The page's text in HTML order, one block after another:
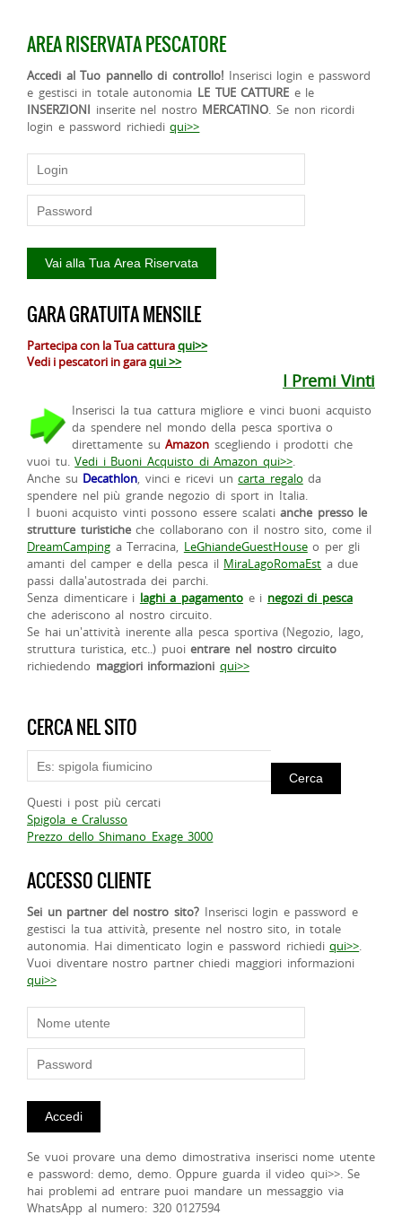
AREA RISERVATA PESCATORE
Accedi al Tuo pannello di controllo! Inserisci login e password
e gestisci in totale autonomia LE TUE CATTURE e le
INSERZIONI inserite nel nostro MERCATINO. Se non ricordi
login e password richiediqui>>
GARA GRATUITA MENSILE
Partecipa con la Tua catturaqui>>
Vedi i pescatori in garaqui >>
I Premi Vinti
Inserisci la tua cattura migliore e vinci buoni acquisto
da spendere nel mondo della pesca sportiva o
direttamente suAmazon scegliendo i prodotti che
vuoi tu.Vedi i Buoni Acquisto di Amazon qui>>.
Anche su Decathlon, vinci e ricevi uncarta regalo da
spendere nel più grande negozio di sport in Italia.
I buoni acquisto vinti possono essere scalatianche presso le
strutture turisticheche collaborano con il nostro sito, come il
DreamCamping a Terracina, LeGhiandeGuestHouseo per gli
amanti del camper e della pesca il MiraLagoRomaEst a due
passi dalla'autostrada dei parchi.
Senza dimenticare i laghi a pagamento e i negozi di pesca
che aderiscono al nostro circuito.
Se hai un'attività inerente alla pesca sportiva (Negozio, lago,
struttura turistica, etc..) puoientrare nel nostro circuito
richiedendo maggiori informazioni qui>>
CERCA NEL SITO
Questi i post più cercati
Spigola e Cralusso
Prezzo dello Shimano Exage 3000
ACCESSO CLIENTE
Sei un partner del nostro sito? Inserisci login e password e
gestisci la tua attività, presente nel nostro sito, in totale
autonomia. Hai dimenticato login e password richiediqui>>.
Vuoi diventare nostro partner chiedi maggiori informazioni
qui>>
Se vuoi provare una demo dimostrativa inserisci nome utente
e password: demo, demo. Oppure guarda il video qui>>. Se
hai problemi ad entrare puoi mandare un messaggio via
WhatsApp al numero: 320 0127594